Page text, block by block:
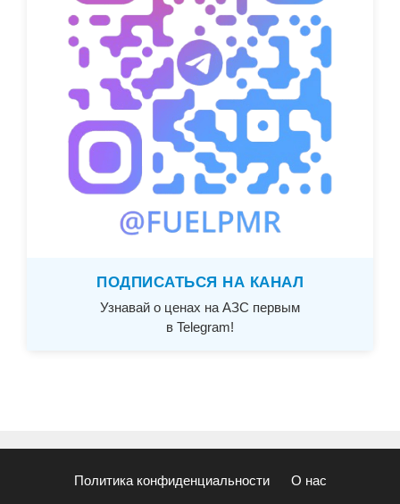
ПОДПИСАТЬСЯ НА КАНАЛ
Узнавай о ценах на АЗС первым
в Telegram!
Политика конфиденциальности О нас